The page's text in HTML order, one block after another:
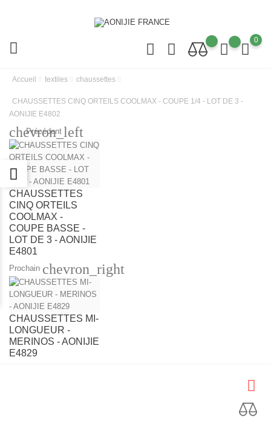
0
Accueil textiles chaussettes
CHAUSSETTES CINQ ORTEILS COOLMAX - COUPE 1/4 - LOT DE 3 -
AONIJIE E4802
chevron_left
Précédent
CHAUSSETTES
CINQ ORTEILS
COOLMAX -
COUPE BASSE -
LOT DE 3 - AONIJIE
E4801
Prochain chevron_right
CHAUSSETTES MI-
LONGUEUR -
MERINOS - AONIJIE
E4829